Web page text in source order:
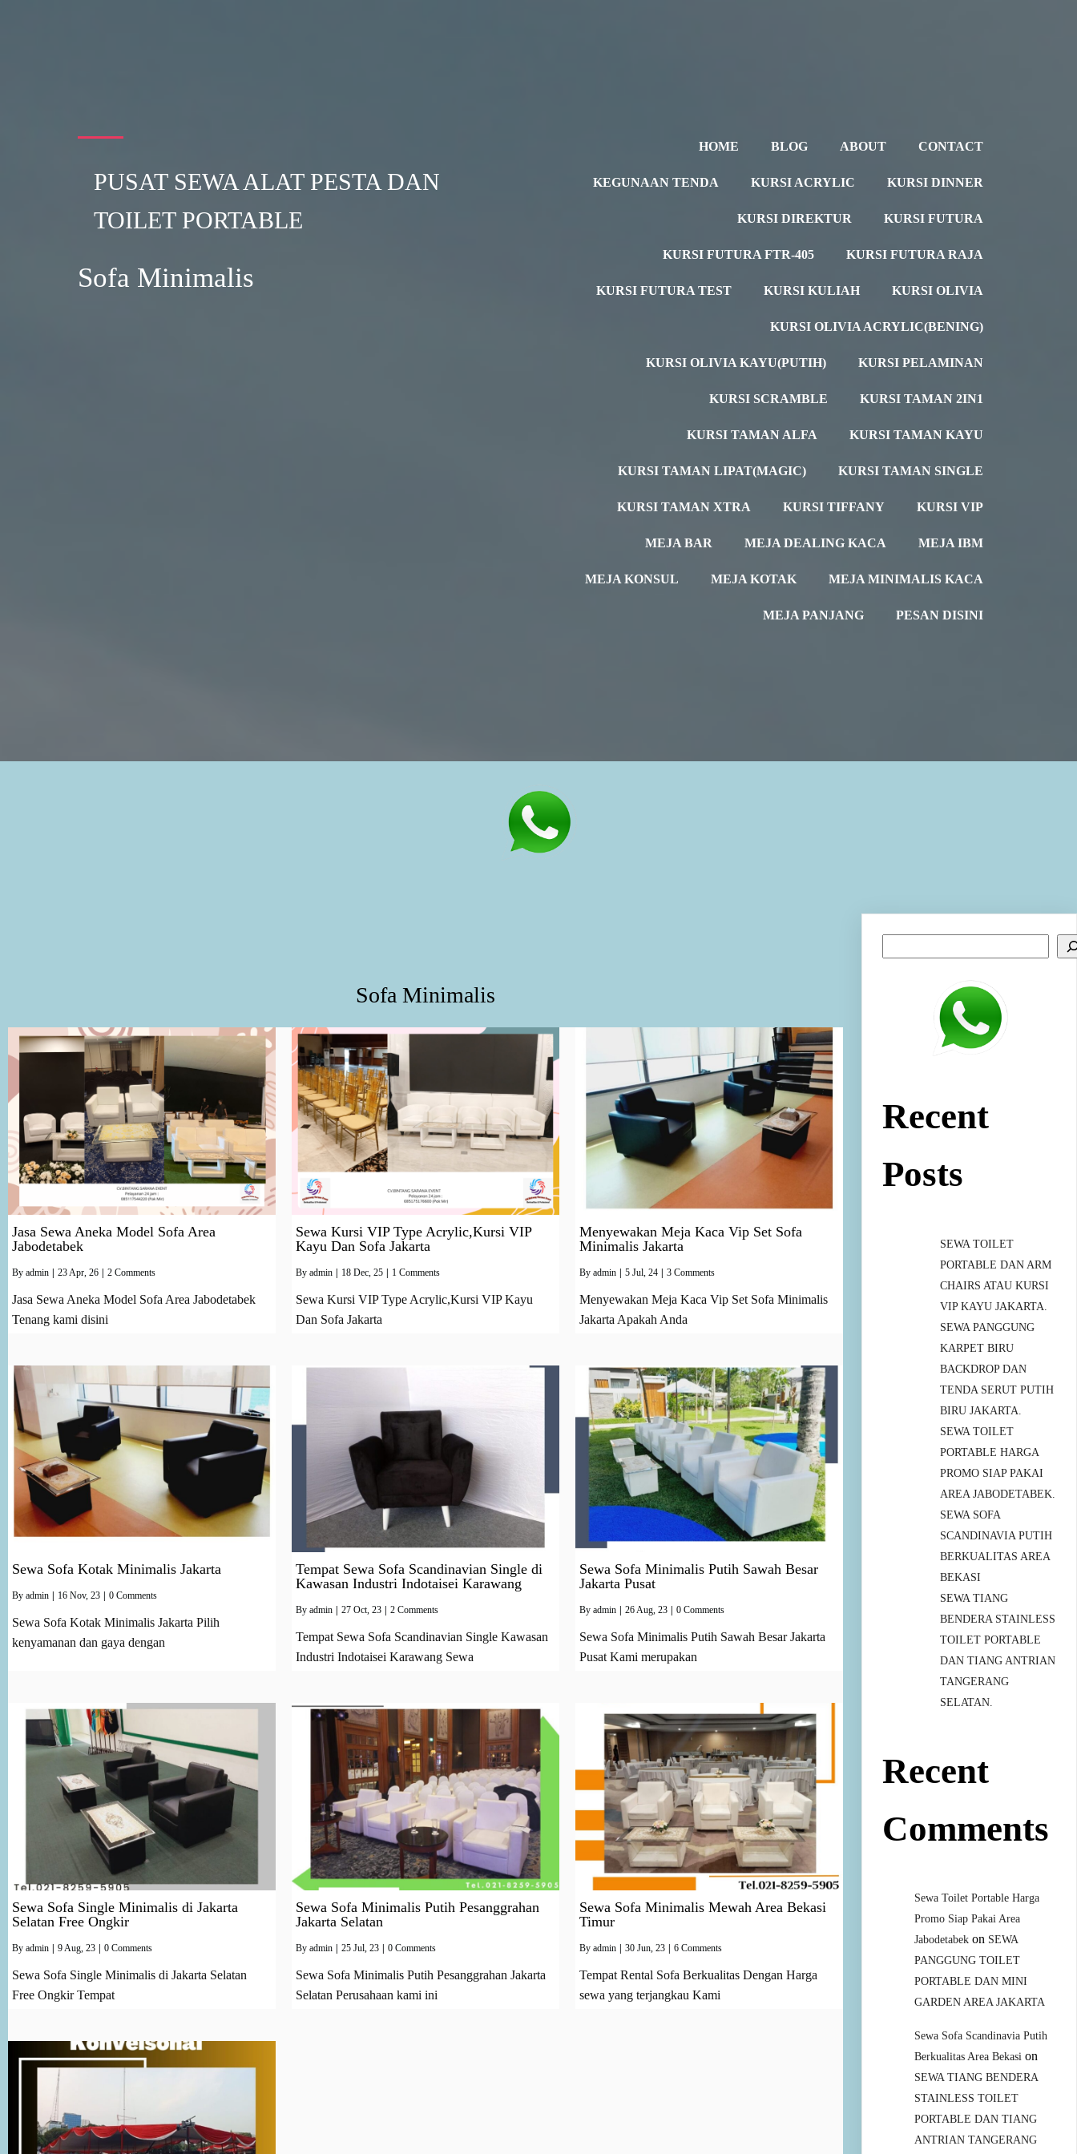
PUSAT SEWA ALAT PESTA DAN
TOILET PORTABLE
Sofa Minimalis
HOME BLOG ABOUT CONTACT
KEGUNAAN TENDA KURSI ACRYLIC KURSI DINNER
KURSI DIREKTUR KURSI FUTURA
KURSI FUTURA FTR-405 KURSI FUTURA RAJA
KURSI FUTURA TEST KURSI KULIAH KURSI OLIVIA
KURSI OLIVIA ACRYLIC(BENING)
KURSI OLIVIA KAYU(PUTIH) KURSI PELAMINAN
KURSI SCRAMBLE KURSI TAMAN 2IN1
KURSI TAMAN ALFA KURSI TAMAN KAYU
KURSI TAMAN LIPAT(MAGIC) KURSI TAMAN SINGLE
KURSI TAMAN XTRA KURSI TIFFANY KURSI VIP
MEJA BAR MEJA DEALING KACA MEJA IBM
MEJA KONSUL MEJA KOTAK MEJA MINIMALIS KACA
MEJA PANJANG PESAN DISINI
Sofa Minimalis
Jasa Sewa Aneka Model Sofa Area
Jabodetabek
By admin | 23 Apr, 26 | 2 Comments
Jasa Sewa Aneka Model Sofa Area Jabodetabek
Tenang kami disini
Sewa Kursi VIP Type Acrylic,Kursi VIP
Kayu Dan Sofa Jakarta
By admin | 18 Dec, 25 | 1 Comments
Sewa Kursi VIP Type Acrylic,Kursi VIP Kayu
Dan Sofa Jakarta
Menyewakan Meja Kaca Vip Set Sofa
Minimalis Jakarta
By admin | 5 Jul, 24 | 3 Comments
Menyewakan Meja Kaca Vip Set Sofa Minimalis
Jakarta Apakah Anda
Sewa Sofa Kotak Minimalis Jakarta
By admin 16 Nov, 23 0 Comments
Sewa Sofa Kotak Minimalis Jakarta Pilih
kenyamanan dan gaya dengan
Tempat Sewa Sofa Scandinavian Single di
Kawasan Industri Indotaisei Karawang
By admin 27 Oct, 23 2 Comments
Tempat Sewa Sofa Scandinavian Single Kawasan
Industri Indotaisei Karawang Sewa
Sewa Sofa Minimalis Putih Sawah Besar
Jakarta Pusat
By admin 26Aug, 23 0 Comments
Sewa Sofa Minimalis Putih Sawah Besar Jakarta
Pusat Kami merupakan
Sewa Sofa Single Minimalis di Jakarta
Selatan Free Ongkir
By admin 9Aug, 23 0 Comments
Sewa Sofa Single Minimalis di Jakarta Selatan
Free Ongkir Tempat
Sewa Sofa Minimalis Putih Pesanggrahan
Jakarta Selatan
By admin 25 Jul, 23 0 Comments
Sewa Sofa Minimalis Putih Pesanggrahan Jakarta
Selatan Perusahaan kami ini
Sewa Sofa Minimalis Mewah Area Bekasi
Timur
By admin 30 Jun, 23 6 Comments
Tempat Rental Sofa Berkualitas Dengan Harga
sewa yang terjangkau Kami
Recent
Posts
SEWA TOILET
PORTABLE DAN ARM
CHAIRS ATAU KURSI
VIP KAYU JAKARTA.
SEWA PANGGUNG
KARPET BIRU
BACKDROP DAN
TENDA SERUT PUTIH
BIRU JAKARTA.
SEWA TOILET
PORTABLE HARGA
PROMO SIAP PAKAI
AREA JABODETABEK.
SEWA SOFA
SCANDINAVIA PUTIH
BERKUALITAS AREA
BEKASI
SEWA TIANG
BENDERA STAINLESS
TOILET PORTABLE
DAN TIANG ANTRIAN
TANGERANG
SELATAN.
Recent
Comments
Sewa Toilet Portable Harga
Promo Siap Pakai Area
Jabodetabek on SEWA
PANGGUNG TOILET
PORTABLE DAN MINI
GARDEN AREA JAKARTA
Sewa Sofa Scandinavia Putih
Berkualitas Area Bekasi on
SEWA TIANG BENDERA
STAINLESS TOILET
PORTABLE DAN TIANG
ANTRIAN TANGERANG